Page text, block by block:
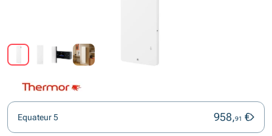
Equateur 5 958,91 €